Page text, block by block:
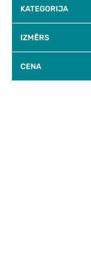
KATEGORIJA
IZMĒRS
CENA